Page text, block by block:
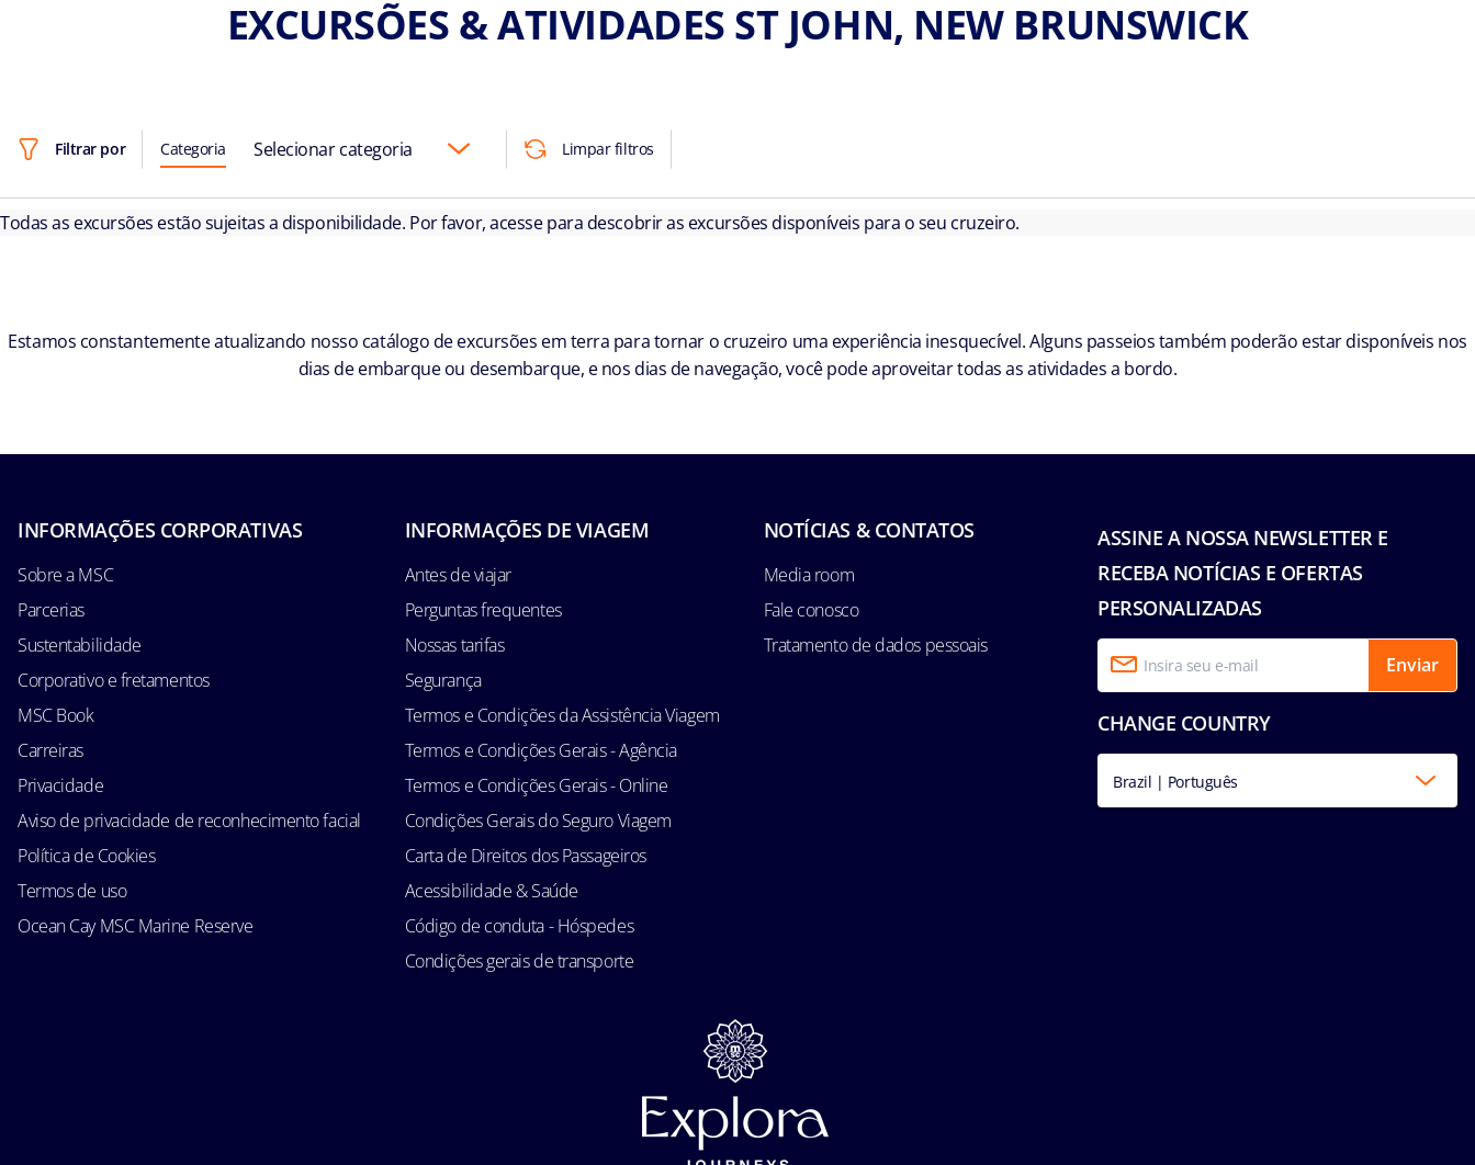
EXCURSÕES & ATIVIDADES ST JOHN, NEW BRUNSWICK
Filtrar por Categoria Selecionar categoria Limpar filtros
Todas as excursões estão sujeitas a disponibilidade. Por favor, acesse para descobrir as excursões disponíveis para o seu cruzeiro.
Estamos constantemente atualizando nosso catálogo de excursões em terra para tornar o cruzeiro uma experiência inesquecível. Alguns passeios também poderão estar disponíveis nos
dias de embarque ou desembarque, e nos dias de navegação, você pode aproveitar todas as atividades a bordo.
ASSINE A NOSSA NEWSLETTER E
RECEBA NOTÍCIAS E OFERTAS
PERSONALIZADAS
Enviar
CHANGE COUNTRY
Brazil | Português
INFORMAÇÕES CORPORATIVAS
Sobre a MSC
Parcerias
Sustentabilidade
Corporativo e fretamentos
MSC Book
Carreiras
Privacidade
Aviso de privacidade de reconhecimento facial
Política de Cookies
Termos de uso
Ocean Cay MSC Marine Reserve
INFORMAÇÕES DE VIAGEM
Antes de viajar
Perguntas frequentes
Nossas tarifas
Segurança
Termos e Condições da Assistência Viagem
Termos e Condições Gerais - Agência
Termos e Condições Gerais - Online
Condições Gerais do Seguro Viagem
Carta de Direitos dos Passageiros
Acessibilidade & Saúde
Código de conduta - Hóspedes
Condições gerais de transporte
NOTÍCIAS & CONTATOS
Media room
Fale conosco
Tratamento de dados pessoais